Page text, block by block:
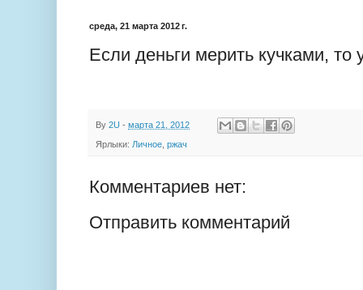
среда, 21 марта 2012 г.
Если деньги мерить кучками,
By 2U - марта 21, 2012
Ярлыки: Личное ржач
Комментариев нет:
Отправить комментарий